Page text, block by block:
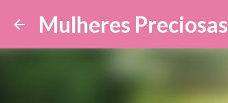
Mulheres Preciosas